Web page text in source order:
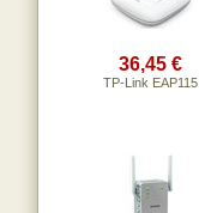
36,45 €
TP-Link EAP115